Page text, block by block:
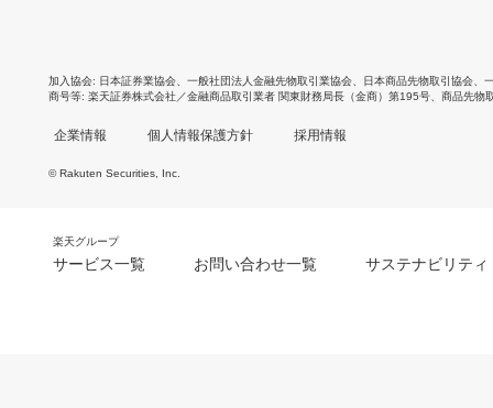
加入協会 日本証券業協会 一般社団法人金融先物取引業協会 日本商品先物取引協会
商号等 楽天証券株式会社／金融商品取引業者 関東財務局長（金商）第195号、商品先物
企業情報 個人情報保護方針 採用情報
© Rakuten Securities, Inc.
楽天グループ
サービス一覧 お問い合わせ一覧 サステナビリティ